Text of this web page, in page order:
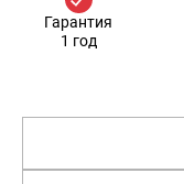
Гарантия
1 год